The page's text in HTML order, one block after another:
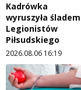
Kadrówka
wyruszyła śladem
Legionistów
Piłsudskiego
2026.08.06 16:19